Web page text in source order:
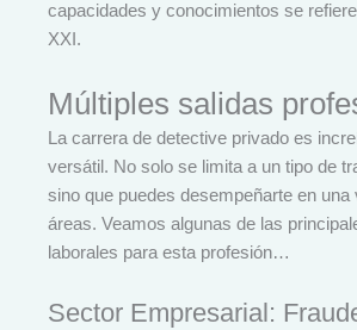
capacidades y conocimientos se
XXI.
Múltiples salidas
La carrera de detective privado es
versátil. No solo se limita a un tipo de
sino que puedes desempeñarte en una
áreas. Veamos algunas de las
laborales para esta profesión…
Sector Empresarial: